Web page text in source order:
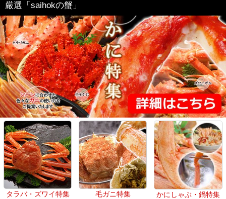
厳選「saihokの蟹」
タラバ・ズワイ特集 毛ガニ特集 かにしゃぶ・鍋特集